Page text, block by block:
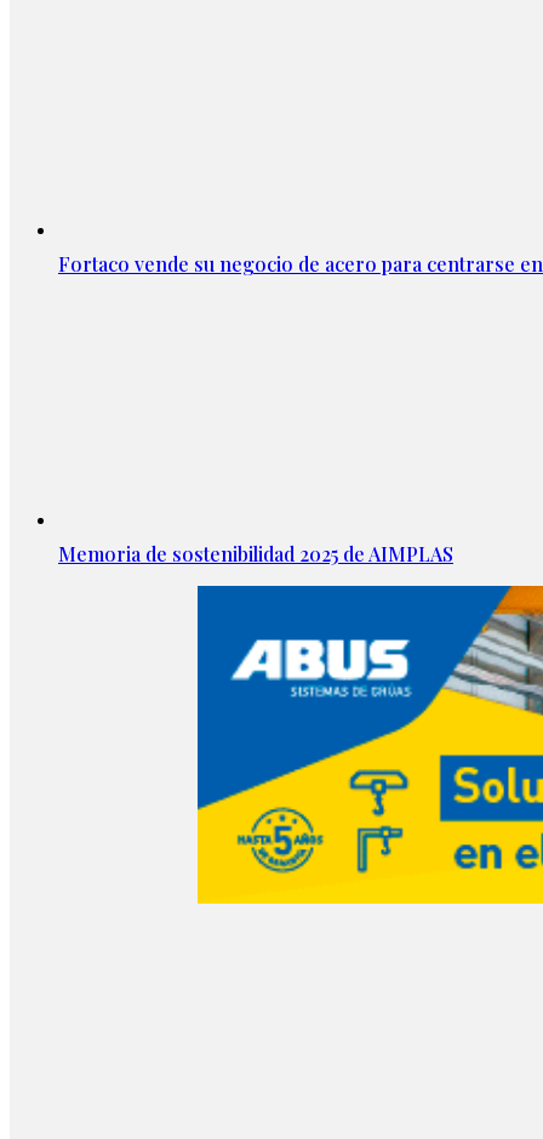
Fortaco vende su negocio de acero para centrarse
Memoria de sostenibilidad 2025 de AIMPLAS